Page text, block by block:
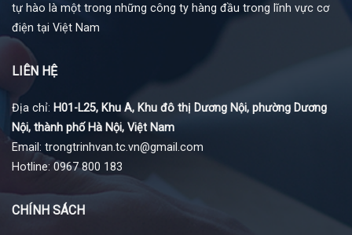
tự hào là một trong những công ty hàng đầu trong lĩnh vực cơ
điện tại Việt Nam
LIÊN HỆ
Địa chỉ: H01-L25, Khu A, Khu đô thị Dương Nội, phường Dương
Nội, thành phố Hà Nội, Việt Nam
Email: trongtrinhvan.tc.vn@gmail.com
Hotline: 0967 800 183
CHÍNH SÁCH